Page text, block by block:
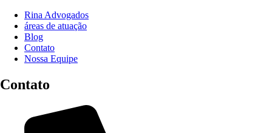
Rina Advogados
áreas de atuação
Blog
Contato
Nossa Equipe
Contato